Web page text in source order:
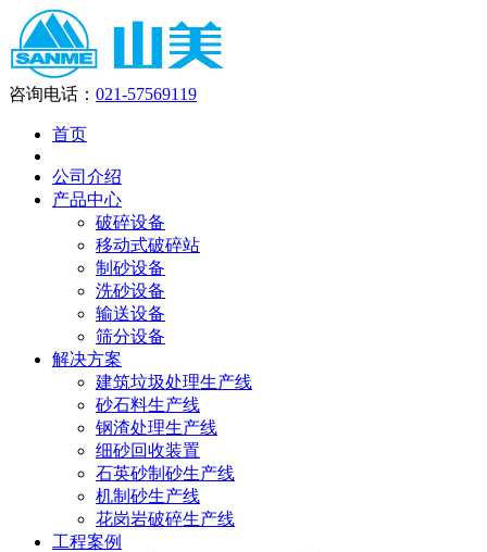
咨询电话： 021-57569119
首页
公司介绍
产品中心
破碎设备
移动式破碎站
制砂设备
洗砂设备
输送设备
筛分设备
解决方案
建筑垃圾处理生产线
砂石料生产线
钢渣处理生产线
细砂回收装置
石英砂制砂生产线
机制砂生产线
花岗岩破碎生产线
工程案例